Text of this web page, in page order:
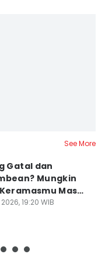
See More
Gatal dan
Mungkin
Masih
19:20 WIB